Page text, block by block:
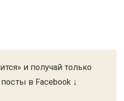
и получай только
в Facebook ↓